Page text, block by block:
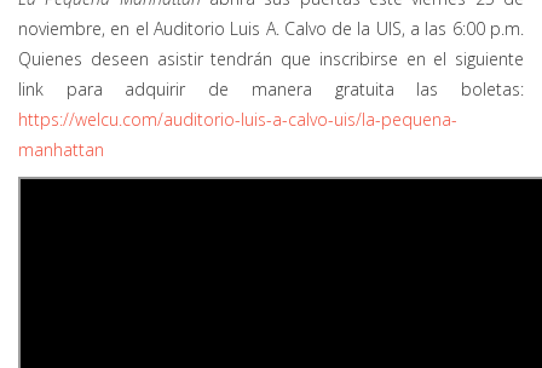
noviembre, en el Auditorio Luis A. Calvo de la UIS, a las 6:00 p.m.
Quienes deseen asistir tendrán que inscribirse en el siguiente
link para adquirir de manera gratuita las boletas:
https://welcu.com/auditorio-luis-a-calvo-uis/la-pequena-
manhattan